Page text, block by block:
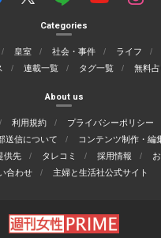
Categories
皇室 社会・事件 ライフ
連載一覧 タグ一覧 無料
About us
利用規約
プライバシーポリシー
送信について
コンテンツ制作・編
供先 タレコミ 採用情報
合わせ
主婦と生活社公式サイト